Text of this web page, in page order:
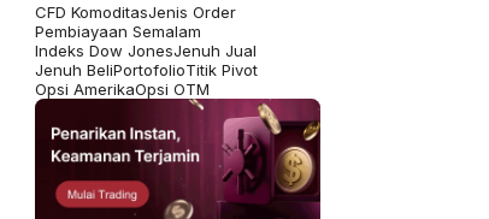
CFD KomoditasJenis Order
Pembiayaan Semalam
Indeks Dow JonesJenuh Jual
Jenuh BeliPortofolioTitik Pivot
Opsi AmerikaOpsi OTM